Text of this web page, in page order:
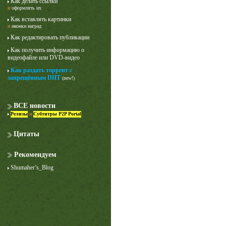
и оформлять их
Как вставлять картинки
и иконки наград
Как редактировать публикации
Как получить информацию о
видеофайле или DVD-видео
Как раздать торрент с
запрещённым DHT (new!)
ВСЕ новости
Релизы и Субтитры P2P Portal
Цитаты
Рекомендуем
Shumaher’s_Blog